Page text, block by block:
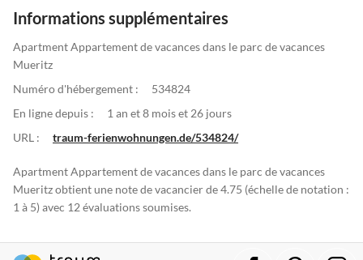
Informations supplémentaires
Apartment Appartement de vacances dans le parc de vacances
Mueritz
Numéro d'hébergement :
534824
En ligne depuis :
1 an et 8 mois et 26 jours
URL :
traum-ferienwohnungen.de/534824/
Apartment Appartement de vacances dans le parc de vacances
Mueritz obtient une note de vacancier de 4.75 (échelle de notation :
1 à 5) avec 12 évaluations soumises.